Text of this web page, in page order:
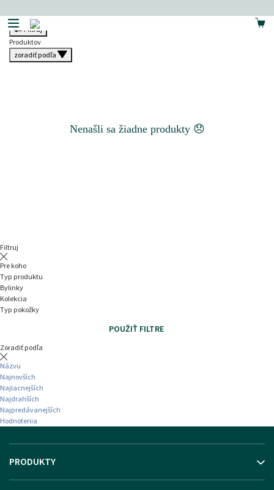
Filtruj
Produktov
zoradiť podľa
Nenašli sa žiadne produkty 😞
Filtruj
Pre koho
Typ produktu
Bylinky
Kolekcia
Typ pokožky
POUŽIŤ FILTRE
Zoradiť podľa
Názvu
Najnovších
Najlacnejších
Najdrahších
Najpredávanejších
Hodnotenia
PRODUKTY